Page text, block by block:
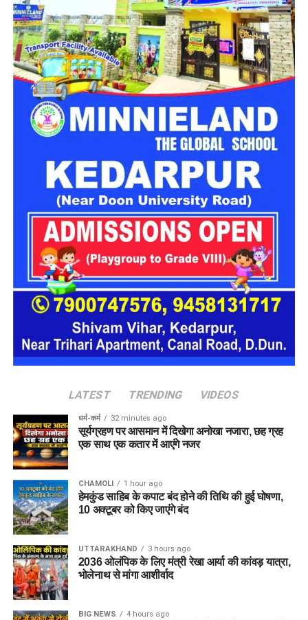
हादसे में कार सवार सात लोग घायल
हादसे में गंभीर रूप से घायल चालक और एक पर्यटक को प्राथमिक उपचार
देने के बाद 108 एंबुलेंस की सहायता से हल्द्वानी स्थित सुशीला तिवारी
अस्पताल रेफर किया गया है, जबकि अन्य घायलों का उपचार जारी है।
नैनीताल घूमने के लिए आए थे सभी पर्यटक
बताया गया है कि हादसे का शिकार हुए पर्यटक लखनऊ के गोमतीनगर
निवासी हैं। घायलों में सिद्धार्थ प्रताप सिंह (24), निखिल त्रिपाठी (20),
आदित्य त्रिपाठी (24), सिद्धांत सिंह (23), आदर्श मिश्रा (23) और
निखिलेंद्र सिंघल (23) शामिल हैं। सभी लोग हल्द्वानी निवासी चालक
संग्राम सिंह के साथ टैक्सी से काठगोदाम की ओर जा रहे थे।
LATEST TRENDING VIDEOS
धर्म-कर्म 32 minutes ago
सूर्यग्रहण पर आसमान में दिखेगा अनोखा नजारा, छह ग्रह
एक साथ एक कतार में आएंगे नजर
CHAMOLI 1 hour ago
हेमकुंड साहिब के कपाट बंद होने की तिथि की हुई घोषणा,
10 अक्टूबर को किए जाएंंगे बंद
UTTARAKHAND 3 hours ago
2036 ओलंपिक के लिए मंत्री रेखा आर्या की कांवड़ यात्रा,
भोलेनाथ से मांगा आशीर्वाद
BIG NEWS 4 hours ago